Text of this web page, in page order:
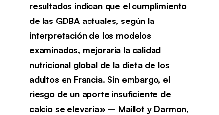
resultados indican que el cumplimiento
de las GDBA actuales, según la
interpretación de los modelos
examinados, mejoraría la calidad
nutricional global de la dieta de los
adultos en Francia. Sin embargo, el
riesgo de un aporte insuficiente de
calcio se elevaría» – Maillot y Darmon,